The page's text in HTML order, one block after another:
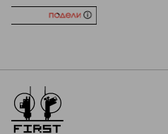
Перейти на главную